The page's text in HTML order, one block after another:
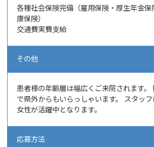
各種社会保険完備（雇用保険・厚生年金
康保険）
交通費実費支給
その他
患者様の年齢層は幅広くご来院されます
で県外からもいらっしゃいます。 スタッ
女性が活躍中となります。
応募方法